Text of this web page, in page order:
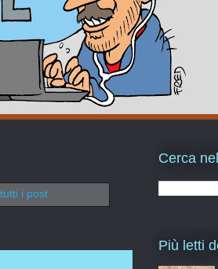
i post
Cerca
Più letti